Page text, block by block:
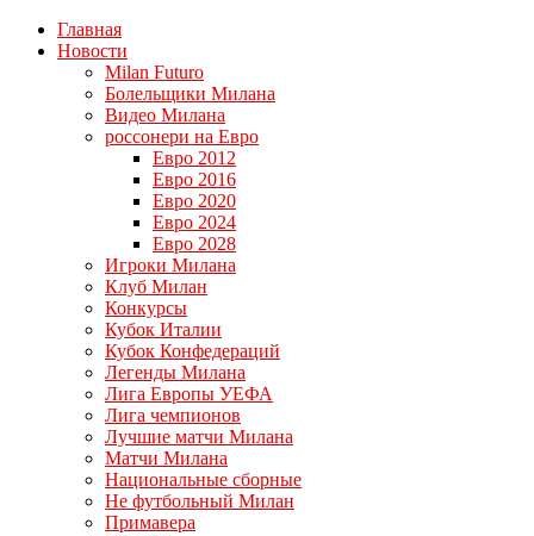
Главная
Новости
Milan Futuro
Болельщики Милана
Видео Милана
россонери на Евро
Евро 2012
Евро 2016
Евро 2020
Евро 2024
Евро 2028
Игроки Милана
Клуб Милан
Конкурсы
Кубок Италии
Кубок Конфедераций
Легенды Милана
Лига Европы УЕФА
Лига чемпионов
Лучшие матчи Милана
Матчи Милана
Национальные сборные
Не футбольный Милан
Примавера